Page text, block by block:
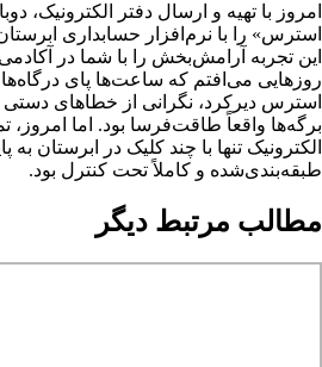
امروز با تهیه و ارسال دفتر
استرس» را با نرم‌افزار حسابداری
این تجربه آرامش‌بخش را با شما در
روزهایی می‌افتم که ساعت‌ها پای
استرس دیرکرد، نگرانی از خطاهای دستی
برگه‌ها واقعاً طاقت‌فرسا بود. اما امروز،
الکترونیک تنها با چند کلیک در ابرستان
طبقه‌بندی‌شده و کاملاً تحت کنترل بود.
مطالب مرتبط دیگر